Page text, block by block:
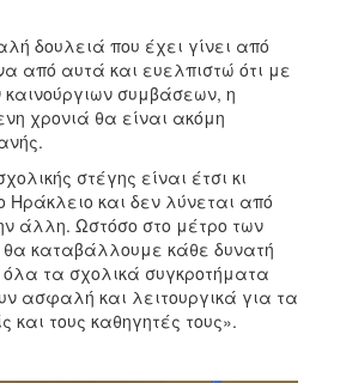
δουλειά που έχει γίνει από
από αυτά και ευελπιστώ ότι με
καινούργιων συμβάσεων, η
χρονιά θα είναι ακόμη
στέγης είναι έτσι κι
Ηράκλειο και δεν λύνεται από
άλλη. Ωστόσο στο μέτρο των
καταβάλλουμε κάθε δυνατή
τα σχολικά συγκροτήματα
ασφαλή και λειτουργικά για τα
και τους καθηγητές τους».